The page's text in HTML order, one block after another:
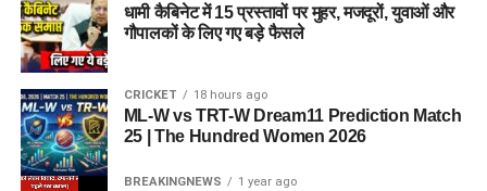
धामी कैबिनेट में 15 प्रस्तावों पर मुहर, मजदूरों, युवाओं और
गौपालकों के लिए गए बड़े फैसले
CRICKET 18 hours ago
ML-W vs TRT-W Dream11 Prediction Match
25 | The Hundred Women 2026
BREAKINGNEWS 1 year ago